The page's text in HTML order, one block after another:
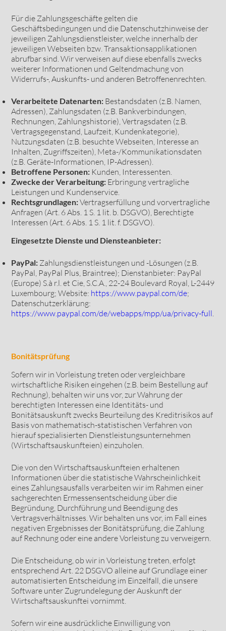
Für die Zahlungsgeschäfte gelten die
Geschäftsbedingungen und die Datenschutzhinweise der
jeweiligen Zahlungsdienstleister, welche innerhalb der
jeweiligen Webseiten bzw. Transaktionsapplikationen
abrufbar sind. Wir verweisen auf diese ebenfalls zwecks
weiterer Informationen und Geltendmachung von
Widerrufs-, Auskunfts- und anderen Betroffenenrechten.
Verarbeitete Datenarten: Bestandsdaten (z.B. Namen,
Adressen), Zahlungsdaten (z.B. Bankverbindungen,
Rechnungen, Zahlungshistorie), Vertragsdaten (z.B.
Vertragsgegenstand, Laufzeit, Kundenkategorie),
Nutzungsdaten (z.B. besuchte Webseiten, Interesse an
Inhalten, Zugriffszeiten), Meta-/Kommunikationsdaten
(z.B. Geräte-Informationen, IP-Adressen).
Betroffene Personen: Kunden, Interessenten.
Zwecke der Verarbeitung: Erbringung vertragliche
Leistungen und Kundenservice.
Rechtsgrundlagen:Vertragserfüllung und vorvertragliche
Anfragen (Art. 6 Abs. 1 S. 1 lit. b. DSGVO), Berechtigte
Interessen (Art. 6 Abs. 1 S. 1 lit. f. DSGVO).
Eingesetzte Dienste und Diensteanbieter:
PayPal: Zahlungsdienstleistungen und -Lösungen (z.B.
PayPal, PayPal Plus, Braintree); Dienstanbieter: PayPal
(Europe) S.à r.l. et Cie, S.C.A., 22-24 Boulevard Royal, L-2449
Luxembourg; Website: https://www.paypal.com/de;
Datenschutzerklärung:
https://www.paypal.com/de/webapps/mpp/ua/privacy-full
Bonitätsprüfung
Sofern wir in Vorleistung treten oder vergleichbare
wirtschaftliche Risiken eingehen (z.B. beim Bestellung auf
Rechnung), behalten wir uns vor, zur Wahrung der
berechtigten Interessen eine Identitäts- und
Bonitätsauskunft zwecks Beurteilung des Kreditrisikos auf
Basis von mathematisch-statistischen Verfahren von
hierauf spezialisierten Dienstleistungsunternehmen
(Wirtschaftsauskunfteien) einzuholen.
Die von den Wirtschaftsauskunfteien erhaltenen
Informationen über die statistische Wahrscheinlichkeit
eines Zahlungsausfalls verarbeiten wir im Rahmen einer
sachgerechten Ermessensentscheidung über die
Begründung, Durchführung und Beendigung des
Vertragsverhältnisses. Wir behalten uns vor, im Fall eines
negativen Ergebnisses der Bonitätsprüfung, die Zahlung
auf Rechnung oder eine andere Vorleistung zu verweigern.
Die Entscheidung, ob wir in Vorleistung treten, erfolgt
entsprechend Art. 22 DSGVO alleine auf Grundlage einer
automatisierten Entscheidung im Einzelfall, die unsere
Software unter Zugrundelegung der Auskunft der
Wirtschaftsauskunftei vornimmt.
Sofern wir eine ausdrückliche Einwilligung von